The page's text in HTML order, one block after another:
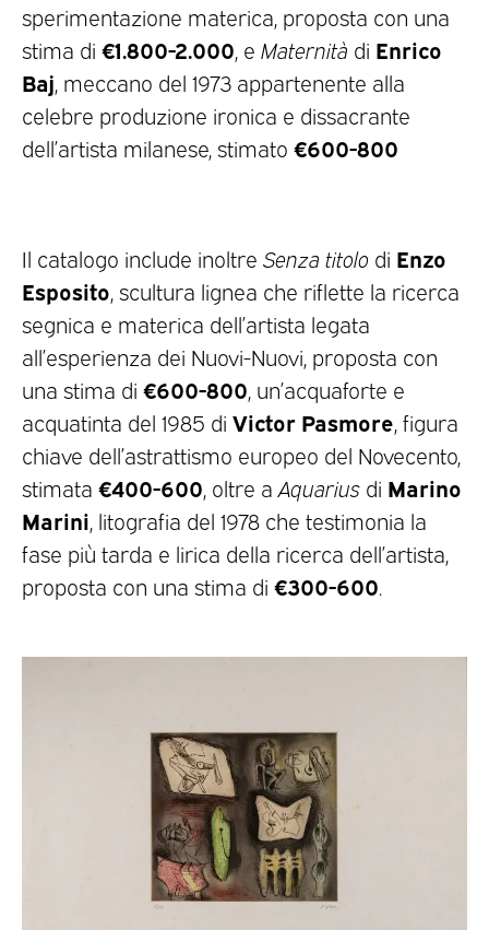
sperimentazione materica, proposta con una
stima di €1.800-2.000 , e Maternità di Enrico
Baj , meccano del 1973 appartenente alla
celebre produzione ironica e dissacrante
dell’artista milanese, stimato €600-800
Il catalogo include inoltre Senza titolo di Enzo
Esposito , scultura lignea che riflette la ricerca
segnica e materica dell’artista legata
all’esperienza dei Nuovi-Nuovi, proposta con
una stima di €600-800 , un’acquaforte e
acquatinta del 1985 di Victor Pasmore , figura
chiave dell’astrattismo europeo del Novecento,
stimata €400-600 , oltre a Aquarius di Marino
Marini , litografia del 1978 che testimonia la
fase più tarda e lirica della ricerca dell’artista,
proposta con una stima di €300-600